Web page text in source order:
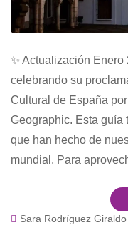
✨ Actualización
celebrando su
Cultural de España
Geographic. Esta guía
que han hecho de
mundial. Para
Sara Rodríguez